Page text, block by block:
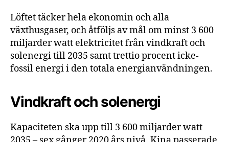
Löftet täcker hela ekonomin och alla
växthusgaser, och åtföljs av mål om minst 3 600
miljarder watt elektricitet från vindkraft och
solenergi till 2035 samt trettio procent icke-
fossil energi i den totala energianvändningen.
Vindkraft och solenergi
Kapaciteten ska upp till 3 600 miljarder watt